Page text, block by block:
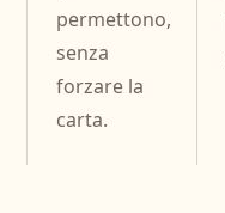
permettono,
senza
forzare la
carta.